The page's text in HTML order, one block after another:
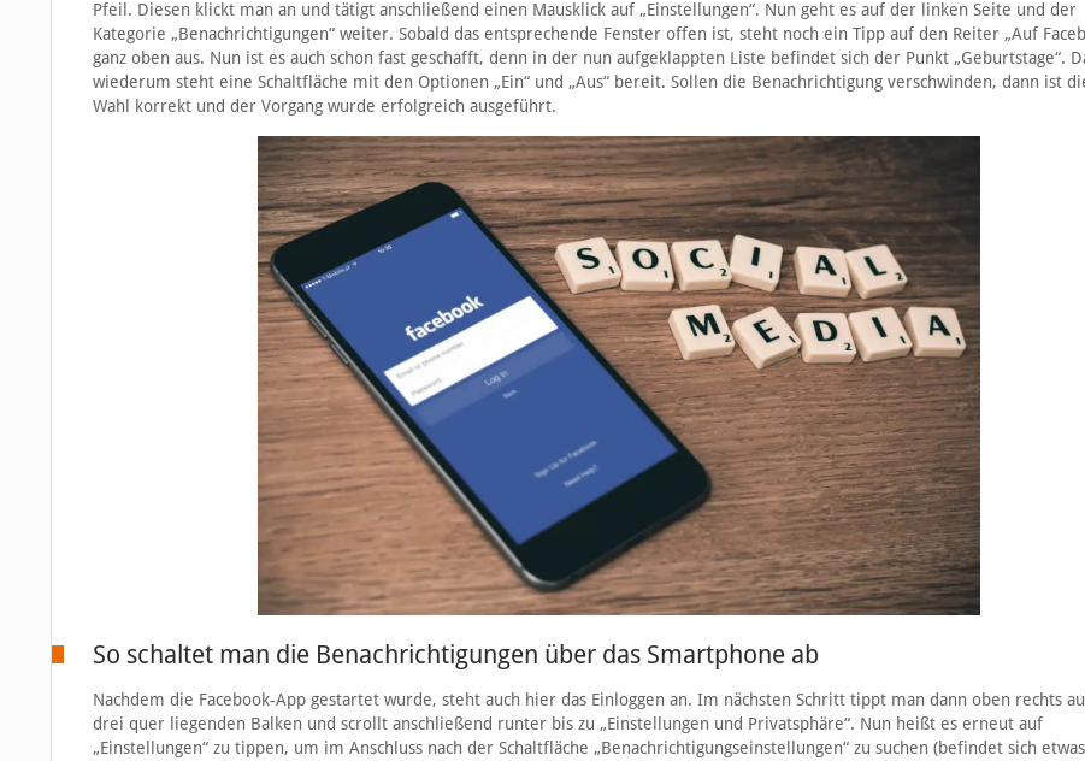
Pfeil. Diesen klickt man an und tätigt anschließend einen Mausklick auf „Einstellungen“. Nun geht es auf der linken Seite und der
Kategorie „Benachrichtigungen“ weiter. Sobald das entsprechende Fenster offen ist, steht noch ein Tipp auf den Reiter „Auf
ganz oben aus. Nun ist es auch schon fast geschafft, denn in der nun aufgeklappten Liste befindet sich der Punkt „Geburtstage“.
wiederum steht eine Schaltfläche mit den Optionen „Ein“ und „Aus“ bereit. Sollen die Benachrichtigung verschwinden, dann ist
Wahl korrekt und der Vorgang wurde erfolgreich ausgeführt.
So schaltet man die Benachrichtigungen über das Smartphone ab
Nachdem die Facebook-App gestartet wurde, steht auch hier das Einloggen an. Im nächsten Schritt tippt man dann oben rechts
drei quer liegenden Balken und scrollt anschließend runter bis zu „Einstellungen und Privatsphäre“. Nun heißt es erneut auf
„Einstellungen“ zu tippen, um im Anschluss nach der Schaltfläche „Benachrichtigungseinstellungen“ zu suchen (befindet sich